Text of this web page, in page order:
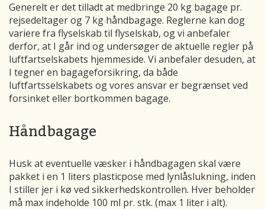
Generelt er det tilladt at medbringe 20 kg bagage pr.
rejsedeltager og 7 kg håndbagage. Reglerne kan dog
variere fra flyselskab til flyselskab, og vi anbefaler
derfor, at I går ind og undersøger de aktuelle regler på
luftfartselskabets hjemmeside. Vi anbefaler desuden, at
I tegner en bagageforsikring, da både
luftfartsselskabets og vores ansvar er begrænset ved
forsinket eller bortkommen bagage.
Håndbagage
Husk at eventuelle væsker i håndbagagen skal være
pakket i en 1 liters plasticpose med lynlåslukning, inden
I stiller jer i kø ved sikkerhedskontrollen. Hver beholder
må max indeholde 100 ml pr. stk. (max 1 liter i alt).